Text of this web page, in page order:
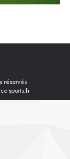
réservés
sports.fr